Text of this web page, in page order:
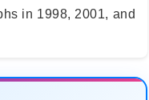
in 1998, 2001, and